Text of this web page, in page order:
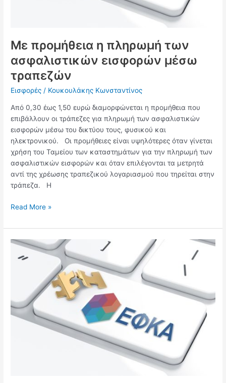
Με προμήθεια η πληρωμή των
ασφαλιστικών εισφορών μέσω
τραπεζών
Εισφορές / Κουκουλάκης Κωνσταντίνος
Από 0,30 έως 1,50 ευρώ διαμορφώνεται η προμήθεια που
επιβάλλουν οι τράπεζες για πληρωμή των ασφαλιστικών
εισφορών μέσω του δικτύου τους, φυσικού και
ηλεκτρονικού. Οι προμήθειες είναι υψηλότερες όταν γίνεται
χρήση του Ταμείου των καταστημάτων για την πληρωμή των
ασφαλιστικών εισφορών και όταν επιλέγονται τα μετρητά
αντί της χρέωσης τραπεζικού λογαριασμού που τηρείται στην
τράπεζα. Η
Read More »
Χορήγηση
ασφαλιστικής
ασφαλισμένους
του
Ε.Φ.Κ.Α.,
στους
μακροχρόνια